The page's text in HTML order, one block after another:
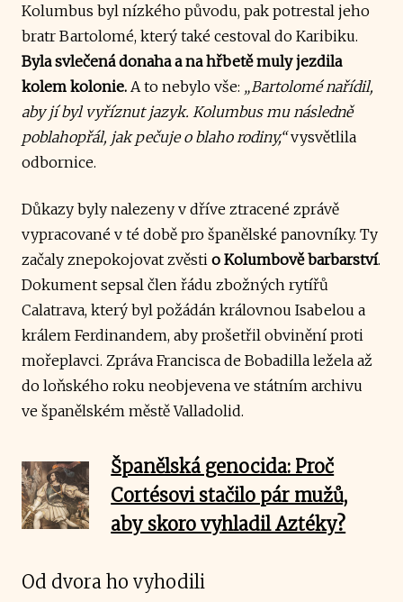
Kolumbus byl nízkého původu, pak potrestal jeho
bratr Bartolomé, který také cestoval do Karibiku.
Byla svlečená donaha a na hřbetě muly jezdila
kolem kolonie. A to nebylo vše: „Bartolomé nařídil,
aby jí byl vyříznut jazyk. Kolumbus mu následně
poblahopřál, jak pečuje o blaho rodiny,“vysvětlila
odbornice.
Důkazy byly nalezeny v dříve ztracené zprávě
vypracované v té době pro španělské panovníky. Ty
začaly znepokojovat zvěsti o Kolumbově barbarství.
Dokument sepsal člen řádu zbožných rytířů
Calatrava, který byl požádán královnou Isabelou a
králem Ferdinandem, aby prošetřil obvinění proti
mořeplavci. Zpráva Francisca de Bobadilla ležela až
do loňského roku neobjevena ve státním archivu
ve španělském městě Valladolid.
Španělská genocida: Proč
Cortésovi stačilo pár mužů,
aby skoro vyhladil Aztéky?
Od dvora ho vyhodili